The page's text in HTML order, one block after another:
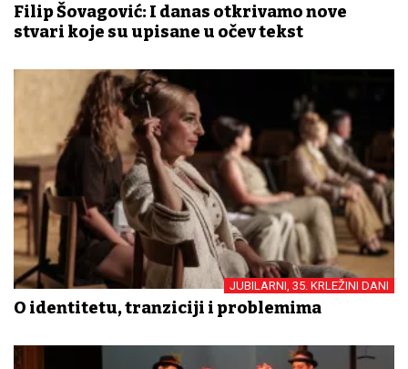
Filip Šovagović: I danas otkrivamo nove
stvari koje su upisane u očev tekst
JUBILARNI, 35. KRLEŽINI DANI
O identitetu, tranziciji i problemima